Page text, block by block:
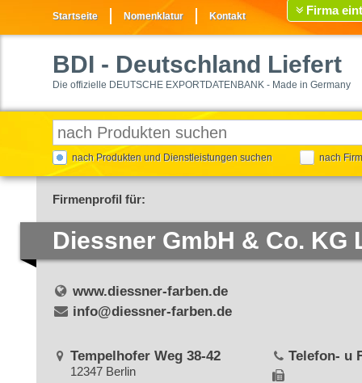
Startseite Nomenklatur Kontakt Firma
BDI - Deutschland Liefert
Die offizielle DEUTSCHE EXPORTDATENBANK - Made in Germany
nach Produkten und Dienstleistungen suchen nach
Firmenprofil für:
Diessner GmbH & Co.
www.diessner-farben.de
info@diessner-farben.de
Tempelhofer Weg 38-42
12347 Berlin
Telefon- u